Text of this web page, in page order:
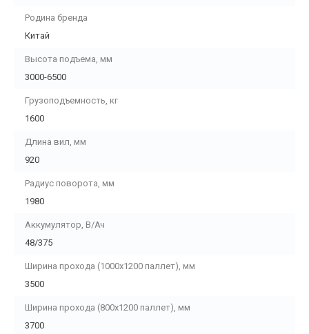
Родина бренда
Китай
Высота подъема, мм
3000-6500
Грузоподъемность, кг
1600
Длина вил, мм
920
Радиус поворота, мм
1980
Аккумулятор, В/Ач
48/375
Ширина прохода (1000х1200 паллет), мм
3500
Ширина прохода (800х1200 паллет), мм
3700